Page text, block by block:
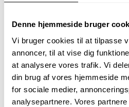
Denne hjemmeside bruger
Vi bruger cookies til at tilpasse
annoncer, til at vise dig
at analysere vores trafik. Vi
din brug af vores hjemmeside
for sociale medier,
analysepartnere. Vores
På Sommerstien 22 ligger
sommerhus på 52 kvm i
omgivelser. Ejendommen
sommerhus med en god
terrassemiljøer og en dejlig
afslapning og udeliv.